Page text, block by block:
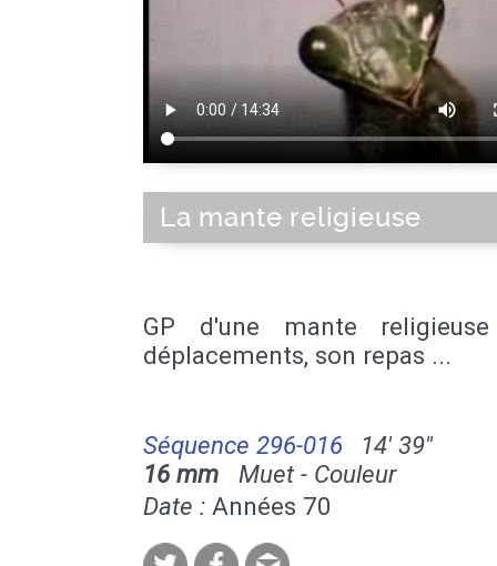
La mante religieuse
GP d'une mante
déplacements, son repas ...
Séquence 296-016
14' 39''
16 mm Muet - Couleur
Date : Années 70